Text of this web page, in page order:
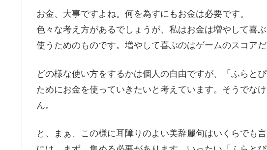
お金、大事ですよね。何を為すにもお金は必要です。
色々な考え方があるでしょうが、私はお金は増やして喜
使うためのものです。 増やして喜ぶのはゲームのスコア
どの様な使い方をするかは個人の自由ですが、「ふらと
ためにお金を使っていきたいと考えています。そうでな
ん。
と、まぁ、この様に耳障りのよい美辞麗句はいくらでも